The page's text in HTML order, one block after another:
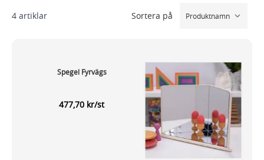
4 artiklar Sortera på
Spegel Fyrvägs
477,70 kr/st